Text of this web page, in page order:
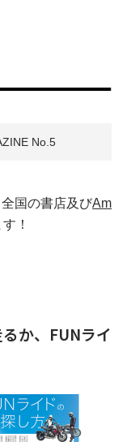
No.5
国の書店及びAm
！
か、FUNライ